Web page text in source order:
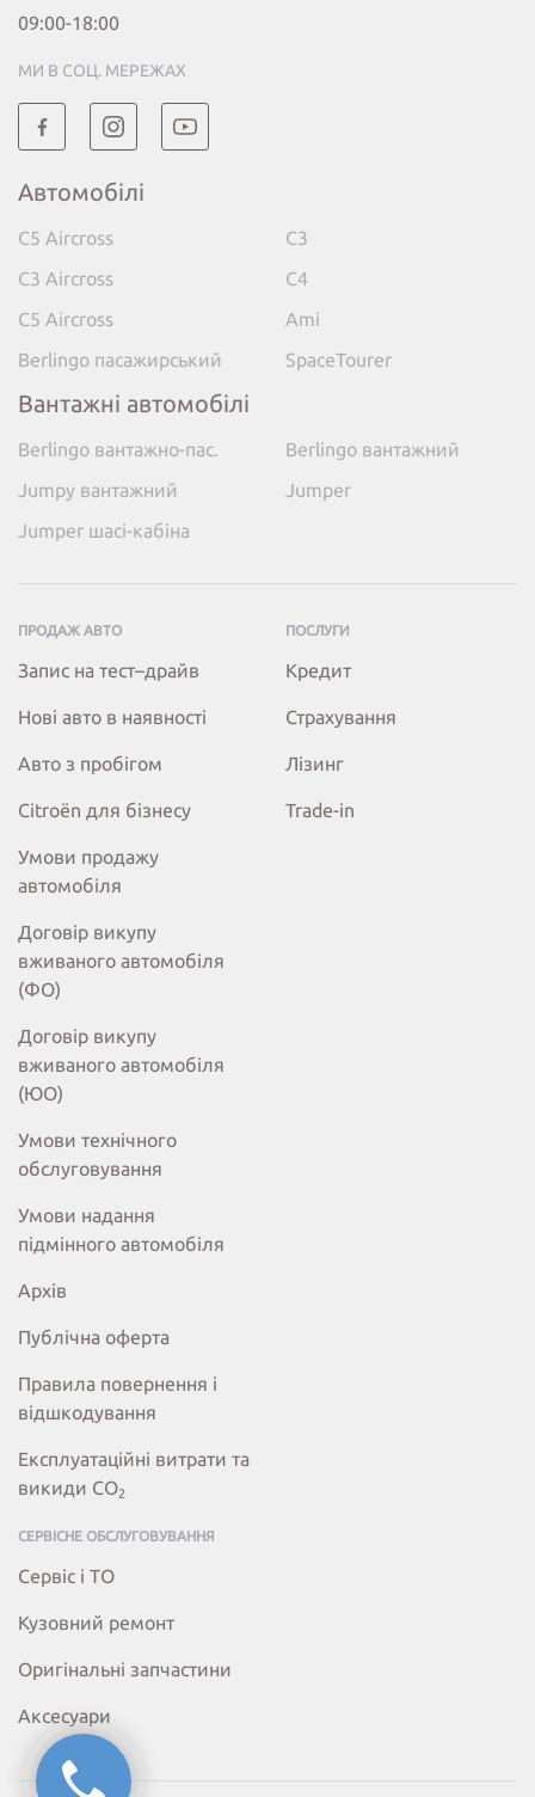
09:00-18:00
МИ В СОЦ. МЕРЕЖАХ
Автомобілі
C5 Aircross
C3
C3 Aircross
C4
C5 Aircross
Ami
Berlingo пасажирський
SpaceTourer
Вантажні автомобілі
Berlingo вантажно-пас.
Berlingo вантажний
Jumpy вантажний
Jumper
Jumper шасі-кабіна
ПРОДАЖ АВТО
Запис на тест–драйв
Нові авто в наявності
Авто з пробігом
Citroёn для бізнесу
Умови продажу
автомобіля
Договір викупу
вживаного автомобіля
(ФО)
Договір викупу
вживаного автомобіля
(ЮО)
Умови технічного
обслуговування
Умови надання
підмінного автомобіля
Архів
Публічна оферта
Правила повернення і
відшкодування
Експлуатаційні витрати та
викиди СО2
ПОСЛУГИ
Кредит
Страхування
Лізинг
Trade-in
СЕРВІСНЕ ОБСЛУГОВУВАННЯ
Сервіс і ТО
Кузовний ремонт
Оригінальні запчастини
Аксесуари